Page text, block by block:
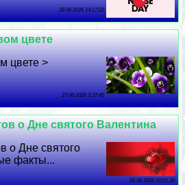
28 06 2026 14:17:22
цвете
цвете >
27 06 2026 7:37:45
о Дне святого Валентина
о Дне святого
факты...
26 06 2026 20:21:39